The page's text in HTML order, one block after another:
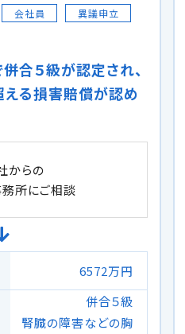
交通事故
紹介
コラム
会社員
異議申立
合５級が認定され、
える損害賠償が認め
からの
所にご相談
6572万円
併合５級
腎臓の障害などの胸